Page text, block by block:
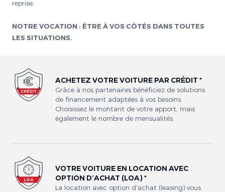
reprise.
NOTRE VOCATION : ÊTRE À VOS CÔTÉS DANS TOUTES
LES SITUATIONS.
ACHETEZ VOTRE VOITURE PAR CRÉDIT *
Grâce à nos partenaires bénéficiez de solutions
de financement adaptées à vos besoins.
Choisissez le montant de votre apport, mais
également le nombre de mensualités.
VOTRE VOITURE EN LOCATION AVEC
OPTION D’ACHAT (LOA) *
La location avec option d’achat (leasing) vous